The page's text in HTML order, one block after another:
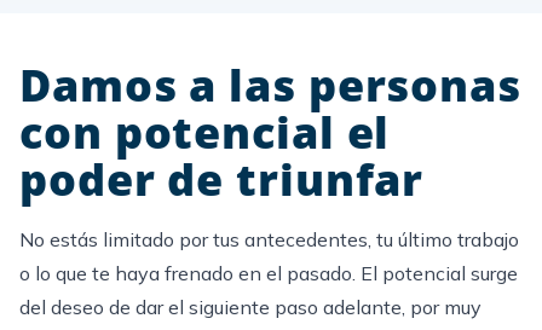
Damos a las personas
con potencial el
poder de triunfar
No estás limitado por tus antecedentes, tu último trabajo
o lo que te haya frenado en el pasado. El potencial surge
del deseo de dar el siguiente paso adelante, por muy